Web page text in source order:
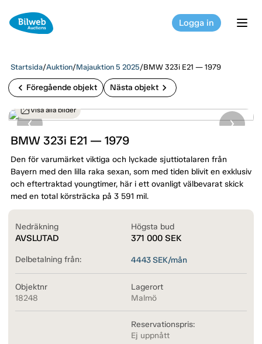
Logga in
Startsida/Auktion/Majauktion 5 2025/BMW 323i E21 — 1979
chevron_left Föregående objekt Nästa objekt chevron_right
Visa alla bilder
BMW 323i E21 — 1979
Den för varumärket viktiga och lyckade sjuttiotalaren från
Bayern med den lilla raka sexan, som med tiden blivit en exklusiv
och eftertraktad youngtimer, här i ett ovanligt välbevarat skick
med en total körsträcka på 3 591 mil.
Nedräkning
AVSLUTAD
Högsta bud
371 000 SEK
Delbetalning från: 4443SEK/mån
Objektnr
18248
Lagerort
Malmö
Reservationspris:
Ej uppnått